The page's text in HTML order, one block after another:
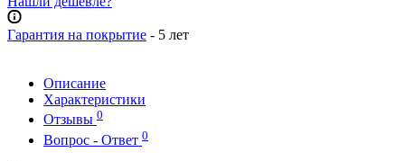
Гарантия на покрытие - 5 лет
Описание
Характеристики
Отзывы 0
Вопрос - Ответ 0